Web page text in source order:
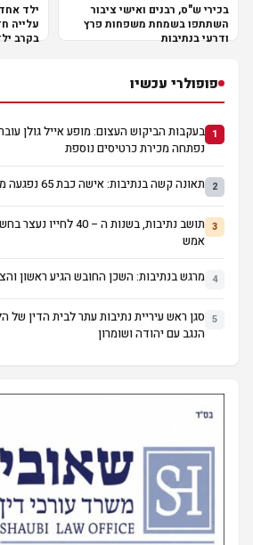
בכירי ש"ס, רבנים ואישי ציבור
השתתפו בשמחת משפחות פרץ
ודרעי בנתיבות
ילד
עלייה
בקרב
פופולרי עכשיו
1 בעקבות הביקוש העצום: מופע אייל גולן
נפתחה מכירת כרטיסים נוספת
2 תאונה קשה בנתיבות: אישה כבת 65 נפגעה מרכב ומורדמת ומונשמת
3
תושב נתיבות, בשנות ה –
אמש
4 מרגש בנתיבות: השכן החובש הגיע ראשון
5 סגן ראש עיריית נתיבות עתר לבית הדין של
הנגב עם יהודה ושומרון